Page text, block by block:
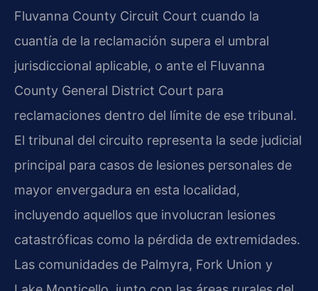
Fluvanna County Circuit Court cuando la
cuantía de la reclamación supera el umbral
jurisdiccional aplicable, o ante el Fluvanna
County General District Court para
reclamaciones dentro del límite de ese tribunal.
El tribunal del circuito representa la sede judicial
principal para casos de lesiones personales de
mayor envergadura en esta localidad,
incluyendo aquellos que involucran lesiones
catastróficas como la pérdida de extremidades.
Las comunidades de Palmyra, Fork Union y